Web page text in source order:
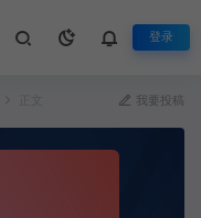
登录
我要投稿